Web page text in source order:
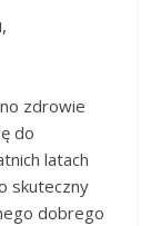
zdrowie
do
latach
skuteczny
dobrego